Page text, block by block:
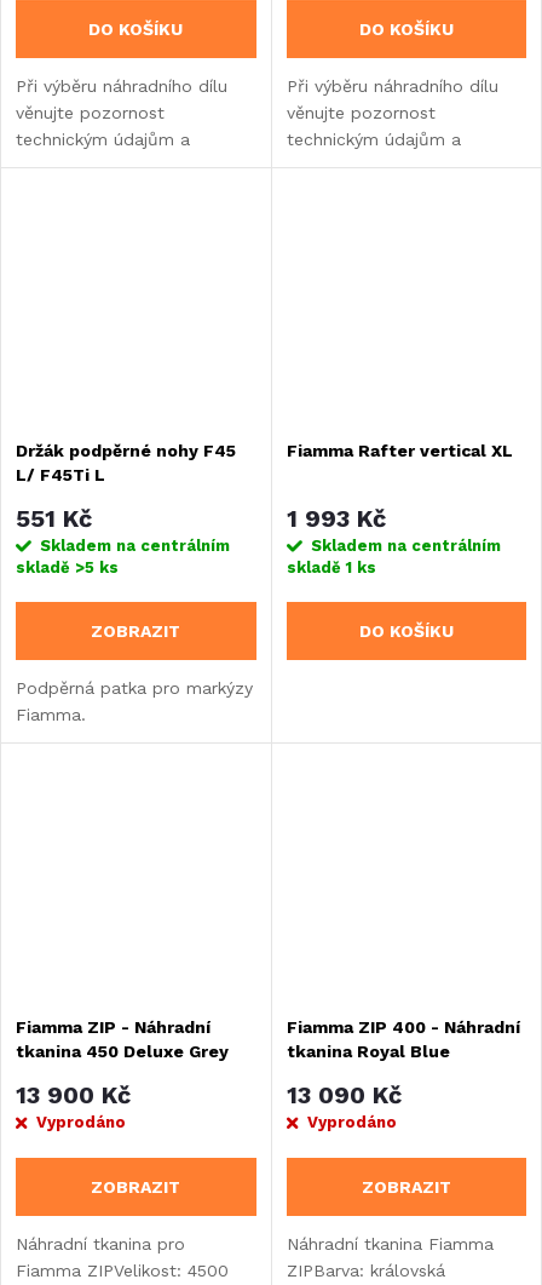
DO KOŠÍKU
Při výběru náhradního dílu
věnujte pozornost
technickým údajům a
informacím o výrobku.
DO KOŠÍKU
Při výběru náhradního dílu
věnujte pozornost
technickým údajům a
informacím o výrobku.
Držák podpěrné nohy F45
L/ F45Ti L
551 Kč
Skladem na centrálním
skladě >5 ks
ZOBRAZIT
Podpěrná patka pro markýzy
Fiamma.
Fiamma Rafter vertical XL
1 993 Kč
Skladem na centrálním
skladě1 ks
DO KOŠÍKU
Fiamma ZIP - Náhradní
tkanina 450 Deluxe Grey
13 900 Kč
Vyprodáno
ZOBRAZIT
Náhradní tkanina pro
Fiamma ZIPVelikost: 4500
Fiamma ZIP 400 - Náhradní
tkanina Royal Blue
13 090 Kč
Vyprodáno
ZOBRAZIT
Náhradní tkanina Fiamma
ZIPBarva: královská